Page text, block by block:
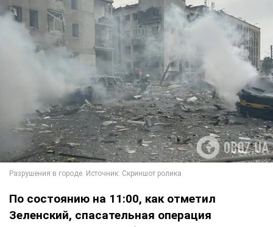
По состоянию на 11:00, как отметил
Зеленский, спасательная операция